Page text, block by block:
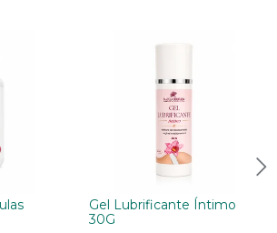
Gel Lubrificante Íntimo
30G